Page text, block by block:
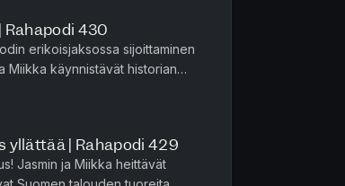
Rahapodi 430
erikoisjaksossa sijoittaminen
Miikka käynnistävät historian
yllättää | Rahapodi 429
Jasmin ja Miikka heittävät